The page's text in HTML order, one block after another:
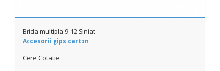
Brida multipla 9-12 Siniat
Accesorii gips carton
Cere Cotatie